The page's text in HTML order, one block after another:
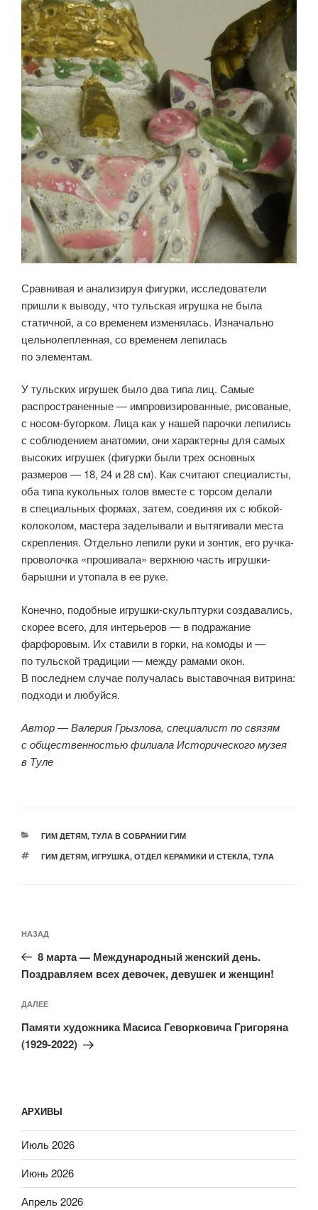
Сравнивая и анализируя фигурки, исследователи
пришли к выводу, что тульская игрушка не была
статичной, а со временем изменялась. Изначально
цельнолепленная, со временем лепилась
по элементам.
У тульских игрушек было два типа лиц. Самые
распространенные — импровизированные, рисованые,
с носом-бугорком. Лица как у нашей парочки лепились
с соблюдением анатомии, они характерны для самых
высоких игрушек (фигурки были трех основных
размеров — 18, 24 и 28 см). Как считают специалисты,
оба типа кукольных голов вместе с торсом делали
в специальных формах, затем, соединяя их с юбкой-
колоколом, мастера заделывали и вытягивали места
скрепления. Отдельно лепили руки и зонтик, его ручка-
проволочка «прошивала» верхнюю часть игрушки-
барышни и утопала в ее руке.
Конечно, подобные игрушки-скульптурки создавались,
скорее всего, для интерьеров — в подражание
фарфоровым. Их ставили в горки, на комоды и —
по тульской традиции — между рамами окон.
В последнем случае получалась выставочная витрина:
подходи и любуйся.
Автор — Валерия Грызлова, специалист по связям
с общественностью филиала Исторического музея
в Туле
РУБРИКИ
ГИМ ДЕТЯМ, ТУЛА В СОБРАНИИ ГИМ
МЕТКИ
ГИМ ДЕТЯМ, ИГРУШКА, ОТДЕЛ КЕРАМИКИ И СТЕКЛА, ТУЛА
по
записям
Предыдущая
запись:
НАЗАД
8 марта — Международный женский день.
Поздравляем всех девочек, девушек и женщин!
Следующая
запись
ДАЛЕЕ
Памяти художника Масиса Геворковича Григоряна
(1929-2022)
АРХИВЫ
Июль 2026
Июнь 2026
Апрель 2026